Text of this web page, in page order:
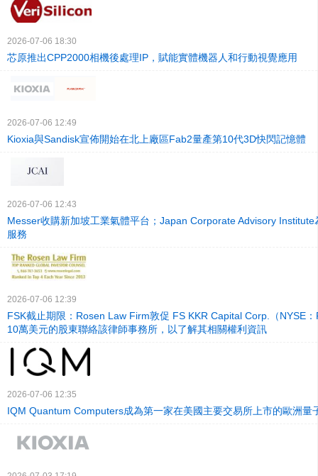
2026-07-06 18:30
芯原推出CPP2000相機後處理IP，賦能實體機器人和行動視覺應用
2026-07-06 12:49
Kioxia與Sandisk宣佈開始在北上廠區Fab2量產第10代3D快閃記憶體
2026-07-06 12:43
Messer收購新加坡工業氣體平台；Japan Corporate Advisory Institute
服務
2026-07-06 12:39
FSK截止期限：Rosen Law Firm敦促 FS KKR Capital Corp.（NYSE
10萬美元的股東聯絡該律師事務所，以了解其相關權利資訊
2026-07-06 12:35
IQM Quantum Computers成為第一家在美國主要交易所上市的歐洲量